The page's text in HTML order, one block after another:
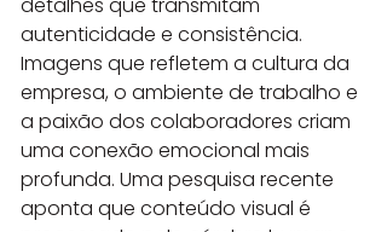
autenticidade e consistência.
Imagens que refletem a cultura da
empresa, o ambiente de trabalho e
a paixão dos colaboradores criam
uma conexão emocional mais
profunda. Uma pesquisa recente
aponta que conteúdo visual é